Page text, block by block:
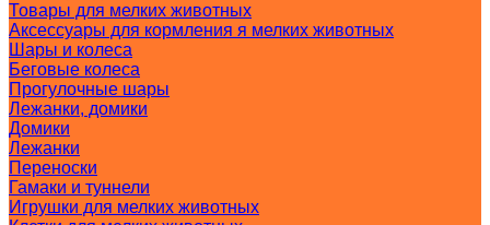
Товары для мелких животных
Аксессуары для кормления я мелких животных
Шары и колеса
Беговые колеса
Прогулочные шары
Лежанки, домики
Домики
Лежанки
Переноски
Гамаки и туннели
Игрушки для мелких животных